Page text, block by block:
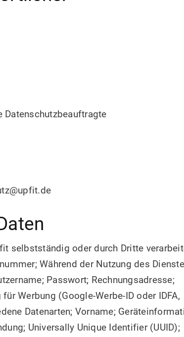
selbstständig oder durch Dritte
Während der Nutzung des
Passwort; Rechnungsadresse;
Werbung (Google-Werbe-ID oder IDFA,
Datenarten; Vorname;
Universally Unique Identifier (UUID);